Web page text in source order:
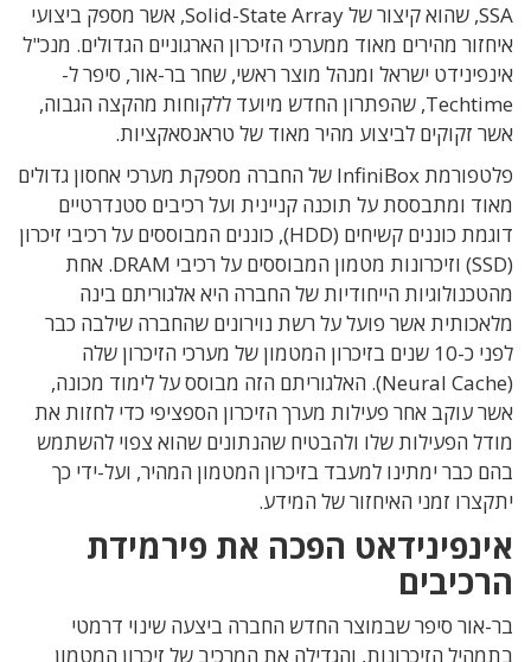
SSA, שהוא קיצור של Solid-State Array, אשר מספק ביצועי
איחזור מהירים מאוד ממערכי הזיכרון הארגוניים הגדולים. מנכ"ל
אינפינידט ישראל ומנהל מוצר ראשי, שחר בר-אור, סיפר ל-
Techtime, שהפתרון החדש מיועד ללקוחות מהקצה הגבוה,
אשר זקוקים לביצוע מהיר מאוד של טראנסאקציות.
פלטפורמת InfiniBox של החברה מספקת מערכי אחסון גדולים
מאוד ומתבססת על תוכנה קניינית ועל רכיבים סטנדרטיים
דוגמת כוננים קשיחים (HDD), כוננים המבוססים על רכיבי זיכרון
(SSD) וזיכרונות מטמון המבוססים על רכיבי DRAM. אחת
מהטכנולוגיות הייחודיות של החברה היא אלגוריתם בינה
מלאכותית אשר פועל על רשת נוירונים שהחברה שילבה כבר
לפני כ-10 שנים בזיכרון המטמון של מערכי הזיכרון שלה
(Neural Cache). האלגוריתם הזה מבוסס על לימוד מכונה,
אשר עוקב אחר פעילות מערך הזיכרון הספציפי כדי לחזות את
מודל הפעילות שלו ולהבטיח שהנתונים שהוא צפוי להשתמש
בהם כבר ימתינו למעבד בזיכרון המטמון המהיר, ועל-ידי כך
יתקצרו זמני האיחזור של המידע.
אינפינידאט הפכה את פירמידת
הרכיבים
בר-אור סיפר שבמוצר החדש החברה ביצעה שינוי דרמטי
בתמהיל הזיכרונות, והגדילה את המרכיב של זיכרון המטמון